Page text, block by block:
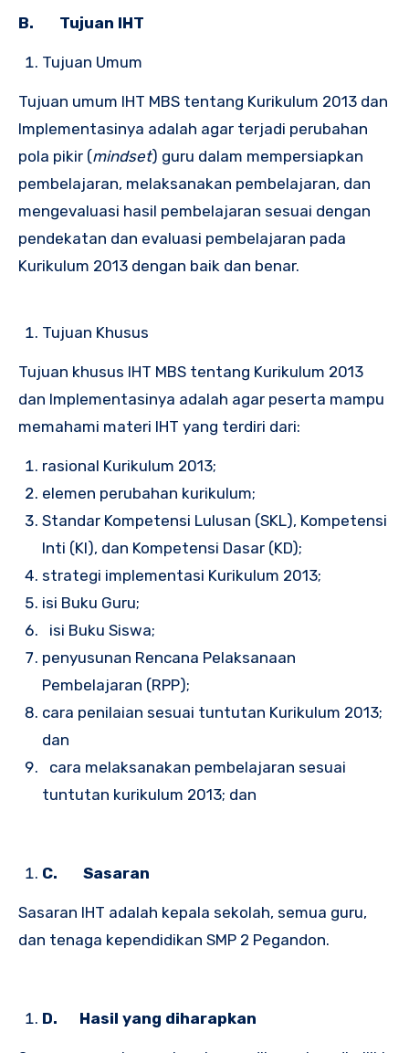
B. Tujuan IHT
Tujuan Umum
Tujuan umum IHT MBS tentang Kurikulum 2013 dan
Implementasinya adalah agar terjadi perubahan
pola pikir (mindset) guru dalam mempersiapkan
pembelajaran, melaksanakan pembelajaran, dan
mengevaluasi hasil pembelajaran sesuai dengan
pendekatan dan evaluasi pembelajaran pada
Kurikulum 2013 dengan baik dan benar.
Tujuan Khusus
Tujuan khusus IHT MBS tentang Kurikulum 2013
dan Implementasinya adalah agar peserta mampu
memahami materi IHT yang terdiri dari:
rasional Kurikulum 2013;
elemen perubahan kurikulum;
Standar Kompetensi Lulusan (SKL), Kompetensi
Inti (KI), dan Kompetensi Dasar (KD);
strategi implementasi Kurikulum 2013;
isi Buku Guru;
isi Buku Siswa;
penyusunan Rencana Pelaksanaan
Pembelajaran (RPP);
cara penilaian sesuai tuntutan Kurikulum 2013;
dan
cara melaksanakan pembelajaran sesuai
tuntutan kurikulum 2013; dan
C. Sasaran
Sasaran IHT adalah kepala sekolah, semua guru,
dan tenaga kependidikan SMP 2 Pegandon.
D. Hasil yang diharapkan